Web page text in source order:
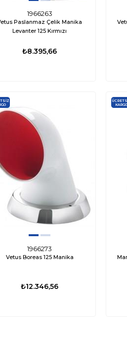
1966263
Paslanmaz Çelik Manika
Levanter 125 Kırmızı
₺8.395,66
1966273
Vetus Boreas 125 Manika
₺12.346,56
KARGO